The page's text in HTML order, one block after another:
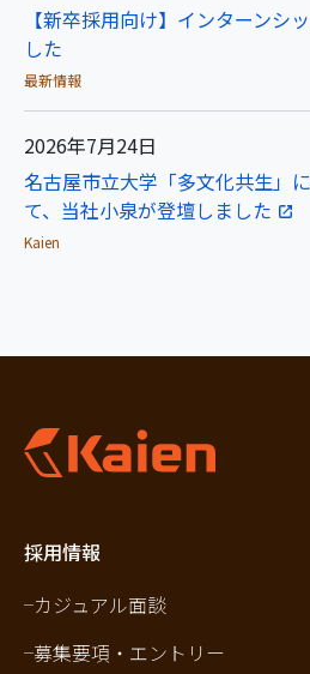
【新卒採用向け】インターンシ
した
最新情報
2026年7月24日
名古屋市立大学「多文化共生」
て、当社小泉が登壇しました
Kaien
採用情報
カジュアル面談
募集要項・エントリー